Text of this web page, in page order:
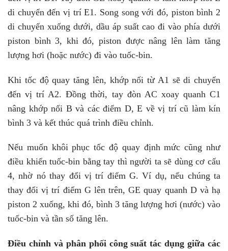
di chuyển đến vị trí E1. Song song với đó, piston bình 2
di chuyển xuống dưới, dầu áp suất cao đi vào phía dưới
piston bình 3, khi đó, piston được nâng lên làm tăng
lượng hơi (hoặc nước) đi vào tuốc-bin.
Khi tốc độ quay tăng lên, khớp nối từ A1 sẽ di chuyển
đến vị trí A2. Đồng thời, tay đòn AC xoay quanh C1
nâng khớp nối B và các điểm D, E về vị trí cũ làm kín
bình 3 và kết thúc quá trình điều chỉnh.
Nếu muốn khôi phục tốc độ quay định mức cũng như
điều khiển tuốc-bin bằng tay thì người ta sẽ dùng cơ cấu
4, nhờ nó thay đổi vị trí điểm G. Ví dụ, nếu chúng ta
thay đổi vị trí điểm G lên trên, GE quay quanh D và hạ
piston 2 xuống, khi đó, bình 3 tăng lượng hơi (nước) vào
tuốc-bin và tần số tăng lên.
Điều chỉnh và phân phối công suất tác dụng giữa các